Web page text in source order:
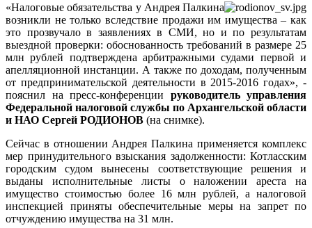
«Налоговые обязательства у Андрея Палкина
возникли не только вследствие продажи им имущества – как
это прозвучало в заявлениях в СМИ, но и по результатам
выездной проверки: обоснованность требований в размере 25
млн рублей подтверждена арбитражными судами первой и
апелляционной инстанции. А также по доходам, полученным
от предпринимательской деятельности в 2015-2016 годах», -
пояснил на пресс-конференции руководитель управления
Федеральной налоговой службы по Архангельской области
и НАО Сергей РОДИОНОВ (на снимке).
Сейчас в отношении Андрея Палкина применяется комплекс
мер принудительного взыскания задолженности: Котласским
городским судом вынесены соответствующие решения и
выданы исполнительные листы о наложении ареста на
имущество стоимостью более 16 млн рублей, а налоговой
инспекцией приняты обеспечительные меры на запрет по
отчуждению имущества на 31 млн.